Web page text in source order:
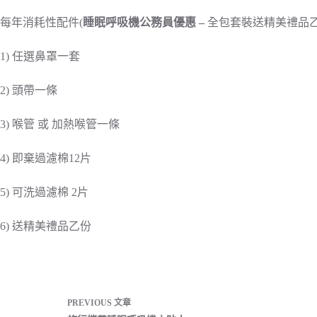
每年消耗性配件(睡眠呼吸機公務員優惠 – 全包套裝送精美禮品
1) 任選鼻罩一套
2) 頭帶一條
3) 喉管 或 加熱喉管一條
4) 即棄過濾棉12片
5) 可洗過濾棉 2片
​6) 送精美禮品乙份
PREVIOUS 文章